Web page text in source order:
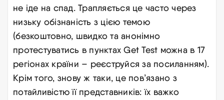
не іде на спад. Трапляється це часто через
низьку обізнаність з цією темою
(безкоштовно, швидко та анонімно
протестуватись в пунктах Get Test можна в 17
регіонах країни – реєструйся за посиланням).
Крім того, знову ж таки, це пов’язано з
потайливістю її представників: їх важко